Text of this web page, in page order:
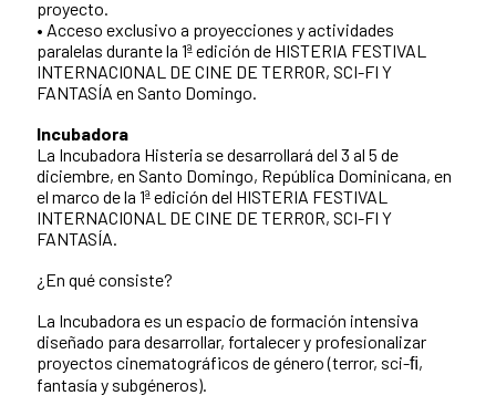
proyecto.
• Acceso exclusivo a proyecciones y actividades
paralelas durante la 1ª edición de HISTERIA FESTIVAL
INTERNACIONAL DE CINE DE TERROR, SCI-FI Y
FANTASÍA en Santo Domingo.
Incubadora
La Incubadora Histeria se desarrollará del 3 al 5 de
diciembre, en Santo Domingo, República Dominicana, en
el marco de la 1ª edición del HISTERIA FESTIVAL
INTERNACIONAL DE CINE DE TERROR, SCI-FI Y
FANTASÍA.
¿En qué consiste?
La Incubadora es un espacio de formación intensiva
diseñado para desarrollar, fortalecer y profesionalizar
proyectos cinematográficos de género (terror, sci-ﬁ,
fantasía y subgéneros).